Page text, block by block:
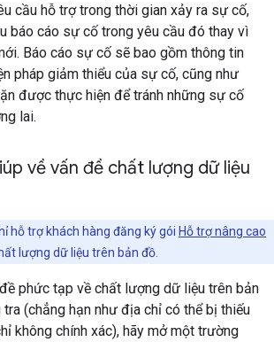
cầu hỗ trợ trong thời gian xảy ra sự cố,
báo cáo sự cố trong yêu cầu đó thay vì
Báo cáo sự cố sẽ bao gồm thông tin
pháp giảm thiểu của sự cố, cũng như
được thực hiện để tránh những sự cố
lai.
về vấn đề chất lượng dữ liệu
hỗ trợ khách hàng đăng ký gói Hỗ trợ nâng cao
lượng dữ liệu trên bản đồ.
phức tạp về chất lượng dữ liệu trên bản
(chẳng hạn như địa chỉ có thể bị thiếu
không chính xác), hãy mở một trường